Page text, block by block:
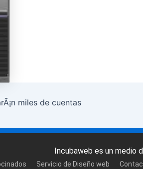
miles de cuentas
Incubaweb es un medio
Servicio de Diseño web